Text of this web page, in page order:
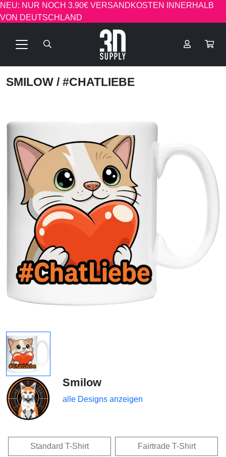
NEU: NUR NOCH 3.90€ VERSANDKOSTEN INNERHALB
VON DEUTSCHLAND
SMILOW / #CHATLIEBE
Smilow
alle Designs anzeigen
Standard T-Shirt Fairtrade T-Shirt